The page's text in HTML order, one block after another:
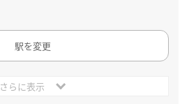
駅を変更
さらに表示